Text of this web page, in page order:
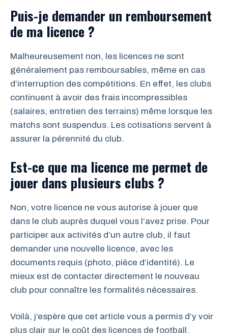
Puis-je demander un remboursement
de ma licence ?
Malheureusement non, les licences ne sont
généralement pas remboursables, même en cas
d’interruption des compétitions. En effet, les clubs
continuent à avoir des frais incompressibles
(salaires, entretien des terrains) même lorsque les
matchs sont suspendus. Les cotisations servent à
assurer la pérennité du club.
Est-ce que ma licence me permet de
jouer dans plusieurs clubs ?
Non, votre licence ne vous autorise à jouer que
dans le club auprès duquel vous l’avez prise. Pour
participer aux activités d’un autre club, il faut
demander une nouvelle licence, avec les
documents requis (photo, pièce d’identité). Le
mieux est de contacter directement le nouveau
club pour connaître les formalités nécessaires.
Voilà, j’espère que cet article vous a permis d’y voir
plus clair sur le coût des licences de football.